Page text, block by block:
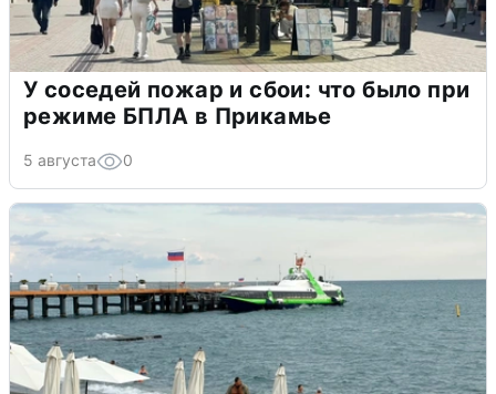
У соседей пожар и сбои: что было при
режиме БПЛА в Прикамье
5 августа 0